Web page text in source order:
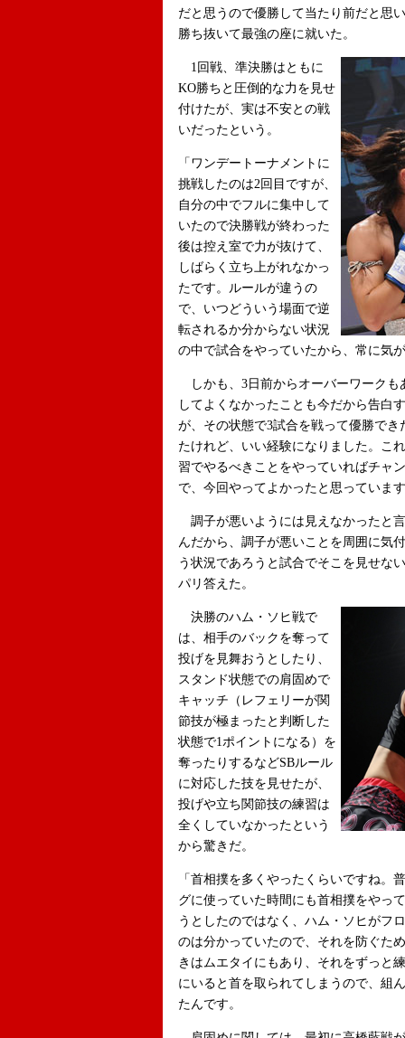
だと思うので優勝して当たり前だと思
勝ち抜いて最強の座に就いた。
1回戦、準決勝はともに
KO勝ちと圧倒的な力を見せ
付けたが、実は不安との戦
いだったという。
「ワンデートーナメントに
挑戦したのは2回目ですが、
自分の中でフルに集中して
いたので決勝戦が終わった
後は控え室で力が抜けて、
しばらく立ち上がれなかっ
たです。ルールが違うの
で、いつどういう場面で逆
転されるか分からない状況
の中で試合をやっていたから、常に気
しかも、3日前からオーバーワークも
してよくなかったことも今だから告白
が、その状態で3試合を戦って優勝で
たけれど、いい経験になりました。こ
習でやるべきことをやっていればチャ
で、今回やってよかったと思っていま
調子が悪いようには見えなかったと
んだから、調子が悪いことを周囲に気
う状況であろうと試合でそこを見せな
パリ答えた。
決勝のハム・ソヒ戦で
は、相手のバックを奪って
投げを見舞おうとしたり、
スタンド状態での肩固めで
キャッチ（レフェリーが関
節技が極まったと判断した
状態で1ポイントになる）を
奪ったりするなどSBルール
に対応した技を見せたが、
投げや立ち関節技の練習は
全くしていなかったという
から驚きだ。
「首相撲を多くやったくらいですね。
グに使っていた時間にも首相撲をやっ
うとしたのではなく、ハム・ソヒがフ
のは分かっていたので、それを防ぐた
きはムエタイにもあり、それをずっと
にいると首を取られてしまうので、組
たんです。